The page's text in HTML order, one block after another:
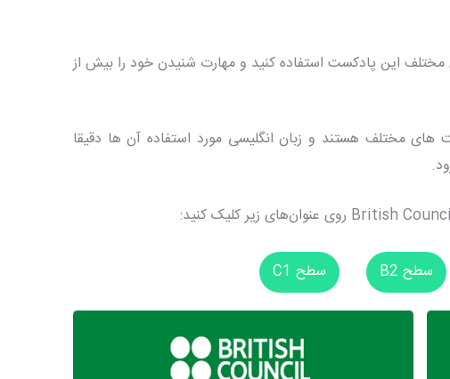
این پادکست استفاده کنید و مهارت شنیدن خود را بیش از
مختلف هستند و زبان انگلیسی مورد استفاده آن ها دقیقا
سطح B2 سطح C1